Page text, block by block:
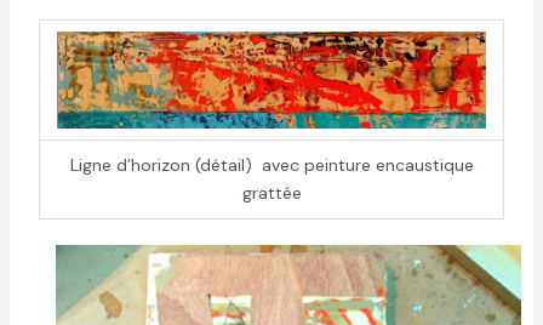
Ligne d’horizon (détail) avec peinture encaustique
grattée